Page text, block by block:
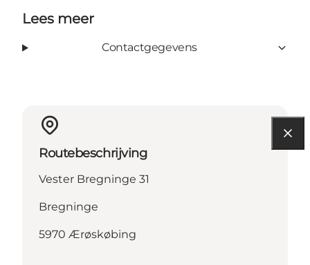
Lees meer
Contactgegevens
Routebeschrijving
Vester Bregninge 31
Bregninge
5970 Ærøskøbing